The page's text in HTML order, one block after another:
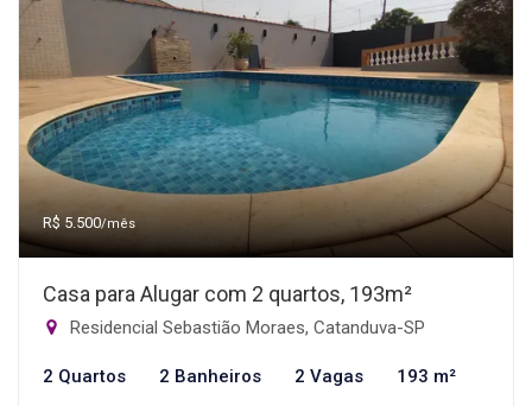
R$ 5.500/mês
Casa para Alugar com 2 quartos, 193m²
Residencial Sebastião Moraes, Catanduva-SP
2 Quartos 2 Banheiros 2 Vagas 193 m²